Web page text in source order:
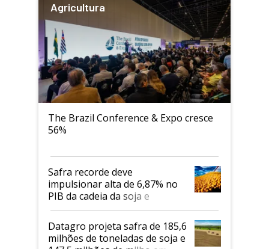
Agricultura
The Brazil Conference & Expo cresce
56%
Safra recorde deve
impulsionar alta de 6,87% no
PIB da cadeia da soja e
biodiesel em 2026
Datagro projeta safra de 185,6
milhões de toneladas de soja e